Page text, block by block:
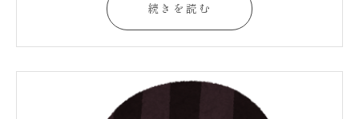
続きを読む